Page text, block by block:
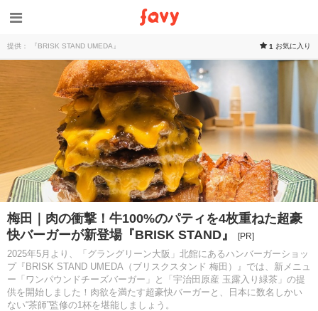
提供： 『BRISK STAND UMEDA』 1 お気に入り
梅田｜肉の衝撃！牛100%のパティを4枚重ねた超豪
快バーガーが新登場『BRISK STAND』
[PR]
2025年5月より、「グラングリーン大阪」北館にあるハンバーガーショッ
プ『BRISK STAND UMEDA（ブリスクスタンド 梅田）』では、新メニュ
ー「ワンパウンドチーズバーガー」と「宇治田原産 玉露入り緑茶」の提
供を開始しました！肉欲を満たす超豪快バーガーと、日本に数名しかい
ない“茶師”監修の1杯を堪能しましょう。